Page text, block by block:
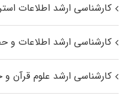
کارشناسی ارشد اطلاعات
کارشناسی ارشد اطلاعات و
کارشناسی ارشد علوم قرآن